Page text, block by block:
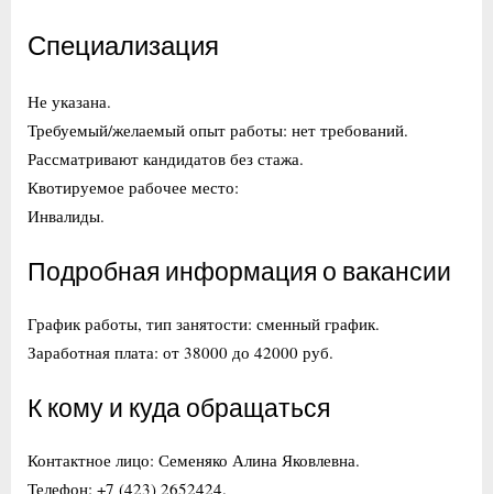
Специализация
Не указана.
Требуемый/желаемый опыт работы: нет требований.
Рассматривают кандидатов без стажа.
Квотируемое рабочее место:
Инвалиды.
Подробная информация о вакансии
График работы, тип занятости: сменный график.
Заработная плата: от 38000 до 42000 руб.
К кому и куда обращаться
Контактное лицо: Семеняко Алина Яковлевна.
Телефон: +7 (423) 2652424.